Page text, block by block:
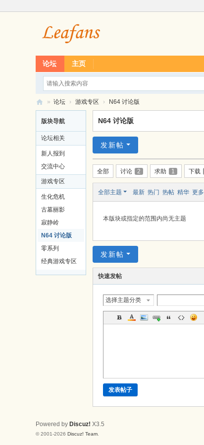
论坛 主页
ea
f
典
单
戏
论
坛
» 论坛 › 游戏专区 › N64 讨论版
版块导航
论坛相关
新人报到
交流中心
游戏专区
生化危机
古墓丽影
寂静岭
N64 讨论版
零系列
经典游戏专区
N64 讨论版
发新帖
全部 讨论 2 求助 1 下载
全部主题 最新 热门 热帖 精华 更多
本版块或指定的范围内尚无主题
发新帖
快速发帖
选择主题分类
发表帖子
Powered by Discuz! X3.5
© 2001-2026 Discuz! Team